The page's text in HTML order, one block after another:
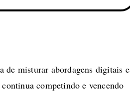
de misturar abordagens digitais e
competindo e vencendo